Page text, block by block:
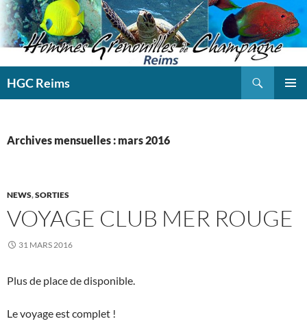
Aller
au
contenu
HGC Reims
Archives mensuelles : mars 2016
NEWS,SORTIES
VOYAGE CLUB MER ROUGE
31 MARS 2016
Plus de place de disponible.
Le voyage est complet !